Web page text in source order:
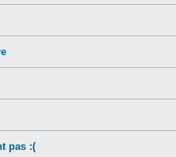
pas :(